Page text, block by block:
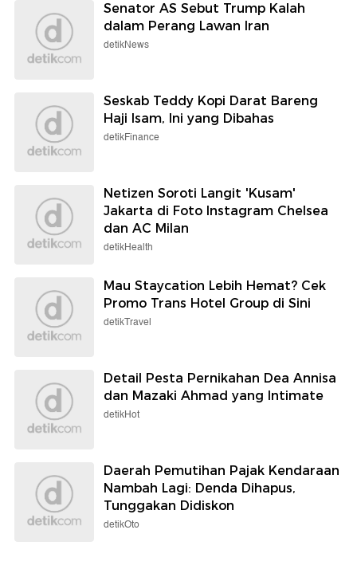
Senator AS Sebut Trump Kalah
dalam Perang Lawan Iran
detikNews
Seskab Teddy Kopi Darat Bareng
Haji Isam, Ini yang Dibahas
detikFinance
Netizen Soroti Langit 'Kusam'
Jakarta di Foto Instagram Chelsea
dan AC Milan
detikHealth
Mau Staycation Lebih Hemat? Cek
Promo Trans Hotel Group di Sini
detikTravel
Detail Pesta Pernikahan Dea Annisa
dan Mazaki Ahmad yang Intimate
detikHot
Daerah Pemutihan Pajak Kendaraan
Nambah Lagi: Denda Dihapus,
Tunggakan Didiskon
detikOto